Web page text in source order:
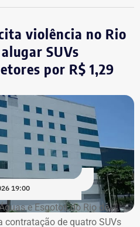
violência no Rio
SUVs
por R$ 1,29
19:00
e Esgotos do Rio de
contratação de quatro SUVs